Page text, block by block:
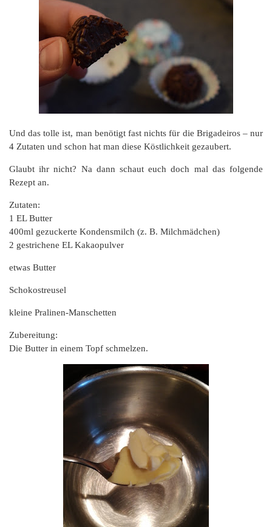
Und das tolle ist, man benötigt fast nichts für die Brigadeiros – nur
4 Zutaten und schon hat man diese Köstlichkeit gezaubert.
Glaubt ihr nicht? Na dann schaut euch doch mal das folgende
Rezept an.
Zutaten:
1 EL Butter
400ml gezuckerte Kondensmilch (z. B. Milchmädchen)
2 gestrichene EL Kakaopulver
etwas Butter
Schokostreusel
kleine Pralinen-Manschetten
Zubereitung:
Die Butter in einem Topf schmelzen.